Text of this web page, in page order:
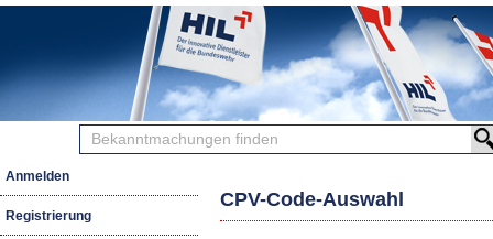
Bekanntmachungen
Anmelden
Registrierung
CPV-Code-Auswahl